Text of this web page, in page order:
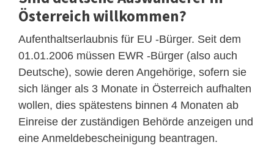
Österreich willkommen?
Aufenthaltserlaubnis für EU -Bürger. Seit dem
01.01.2006 müssen EWR -Bürger (also auch
Deutsche), sowie deren Angehörige, sofern sie
sich länger als 3 Monate in Österreich aufhalten
wollen, dies spätestens binnen 4 Monaten ab
Einreise der zuständigen Behörde anzeigen und
eine Anmeldebescheinigung beantragen.